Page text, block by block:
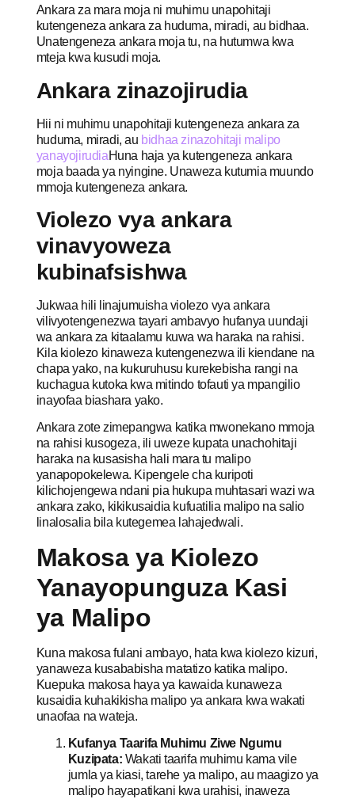
Ankara za mara moja ni muhimu unapohitaji
kutengeneza ankara za huduma, miradi, au bidhaa.
Unatengeneza ankara moja tu, na hutumwa kwa
mteja kwa kusudi moja.
Ankara zinazojirudia
Hii ni muhimu unapohitaji kutengeneza ankara za
huduma, miradi, au bidhaa zinazohitaji malipo
yanayojirudiaHuna haja ya kutengeneza ankara
moja baada ya nyingine. Unaweza kutumia muundo
mmoja kutengeneza ankara.
Violezo vya ankara
vinavyoweza
kubinafsishwa
Jukwaa hili linajumuisha violezo vya ankara
vilivyotengenezwa tayari ambavyo hufanya uundaji
wa ankara za kitaalamu kuwa wa haraka na rahisi.
Kila kiolezo kinaweza kutengenezwa ili kiendane na
chapa yako, na kukuruhusu kurekebisha rangi na
kuchagua kutoka kwa mitindo tofauti ya mpangilio
inayofaa biashara yako.
Ankara zote zimepangwa katika mwonekano mmoja
na rahisi kusogeza, ili uweze kupata unachohitaji
haraka na kusasisha hali mara tu malipo
yanapopokelewa. Kipengele cha kuripoti
kilichojengewa ndani pia hukupa muhtasari wazi wa
ankara zako, kikikusaidia kufuatilia malipo na salio
linalosalia bila kutegemea lahajedwali.
Makosa ya Kiolezo
Yanayopunguza Kasi
ya Malipo
Kuna makosa fulani ambayo, hata kwa kiolezo kizuri,
yanaweza kusababisha matatizo katika malipo.
Kuepuka makosa haya ya kawaida kunaweza
kusaidia kuhakikisha malipo ya ankara kwa wakati
unaofaa na wateja.
Kufanya Taarifa Muhimu Ziwe Ngumu
Kuzipata: Wakati taarifa muhimu kama vile
jumla ya kiasi, tarehe ya malipo, au maagizo ya
malipo hayapatikani kwa urahisi, inaweza